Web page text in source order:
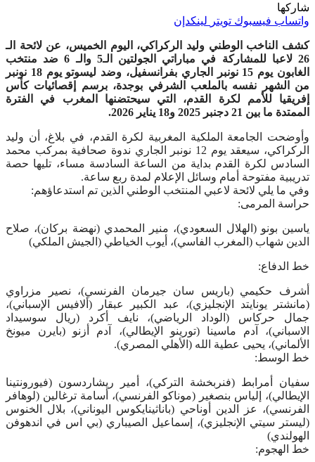
شاركها
واتساب فيسبوك تويتر لينكدإن
كشف الناخب الوطني وليد الركراكي، اليوم الخميس، عن لائحة الـ
26 لاعبا للمشاركة في مباراتي الجولتين الـ5 والـ 6 ضد منتخب
الغابون يوم 15 نونبر الجاري بفرانسفيل، وضد ليسوتو يوم 18 نونبر
من الشهر نفسه بالملعب الشرفي بوجدة، برسم إقصائيات كأس
إفريقيا للأمم لكرة القدم، التي سيحتضنها المغرب في الفترة
الممتدة ما بين 21 دجنبر 2025 و18 يناير 2026.
وأوضحت الجامعة الملكية المغربية لكرة القدم، في بلاغ، أن وليد
الركراكي، سيعقد يوم 12 نونبر الجاري ندوة صحافية بمركب محمد
السادس لكرة القدم بداية من الساعة السادسة مساء، تليها حصة
تدريبية مفتوحة أمام وسائل الإعلام لمدة ربع ساعة.
وفي ما يلي لائحة لاعبي المنتخب الوطني الذين تم استدعاؤهم:
حراسة المرمى:
ياسين بونو (الهلال السعودي)، منير المحمدي (نهضة بركان)، صلاح
الدين شهاب (المغرب الفاسي)، أيوب الخياطي (الجيش الملكي)
خط الدفاع:
أشرف حكيمي (باريس سان جيرمان الفرنسي)، نصير مزراوي
(مانشتر يونايتد الإنجليزي)، عبد الكبير عبقار (ألافيس الإسباني)،
جمال حركاس (الوداد الرياضي)، نايف أكرد (ريال سوسيداد
الاسباني)، آدم ماسينا (تورينو الإيطالي)، آدم أزنو (بايرن ميونخ
الألماني)، يحيى عطية الله (الأهلي المصري).
خط الوسط:
سفيان أمرابط (فنربخشة التركي)، أمير ريشاردسون (فيورونتينا
الإيطالي)، إلياس بنصغير (موناكو الفرنسي)، أسامة ترغالين (لوهافر
الفرنسي)، عز الدين أوناحي (باناثينايكوس اليوناني)، بلال الخنوس
(ليستر سيتي الإنجليزي)، إسماعيل الصيباري (بي اس في اندهوفن
الهولندي)
خط الهجوم: